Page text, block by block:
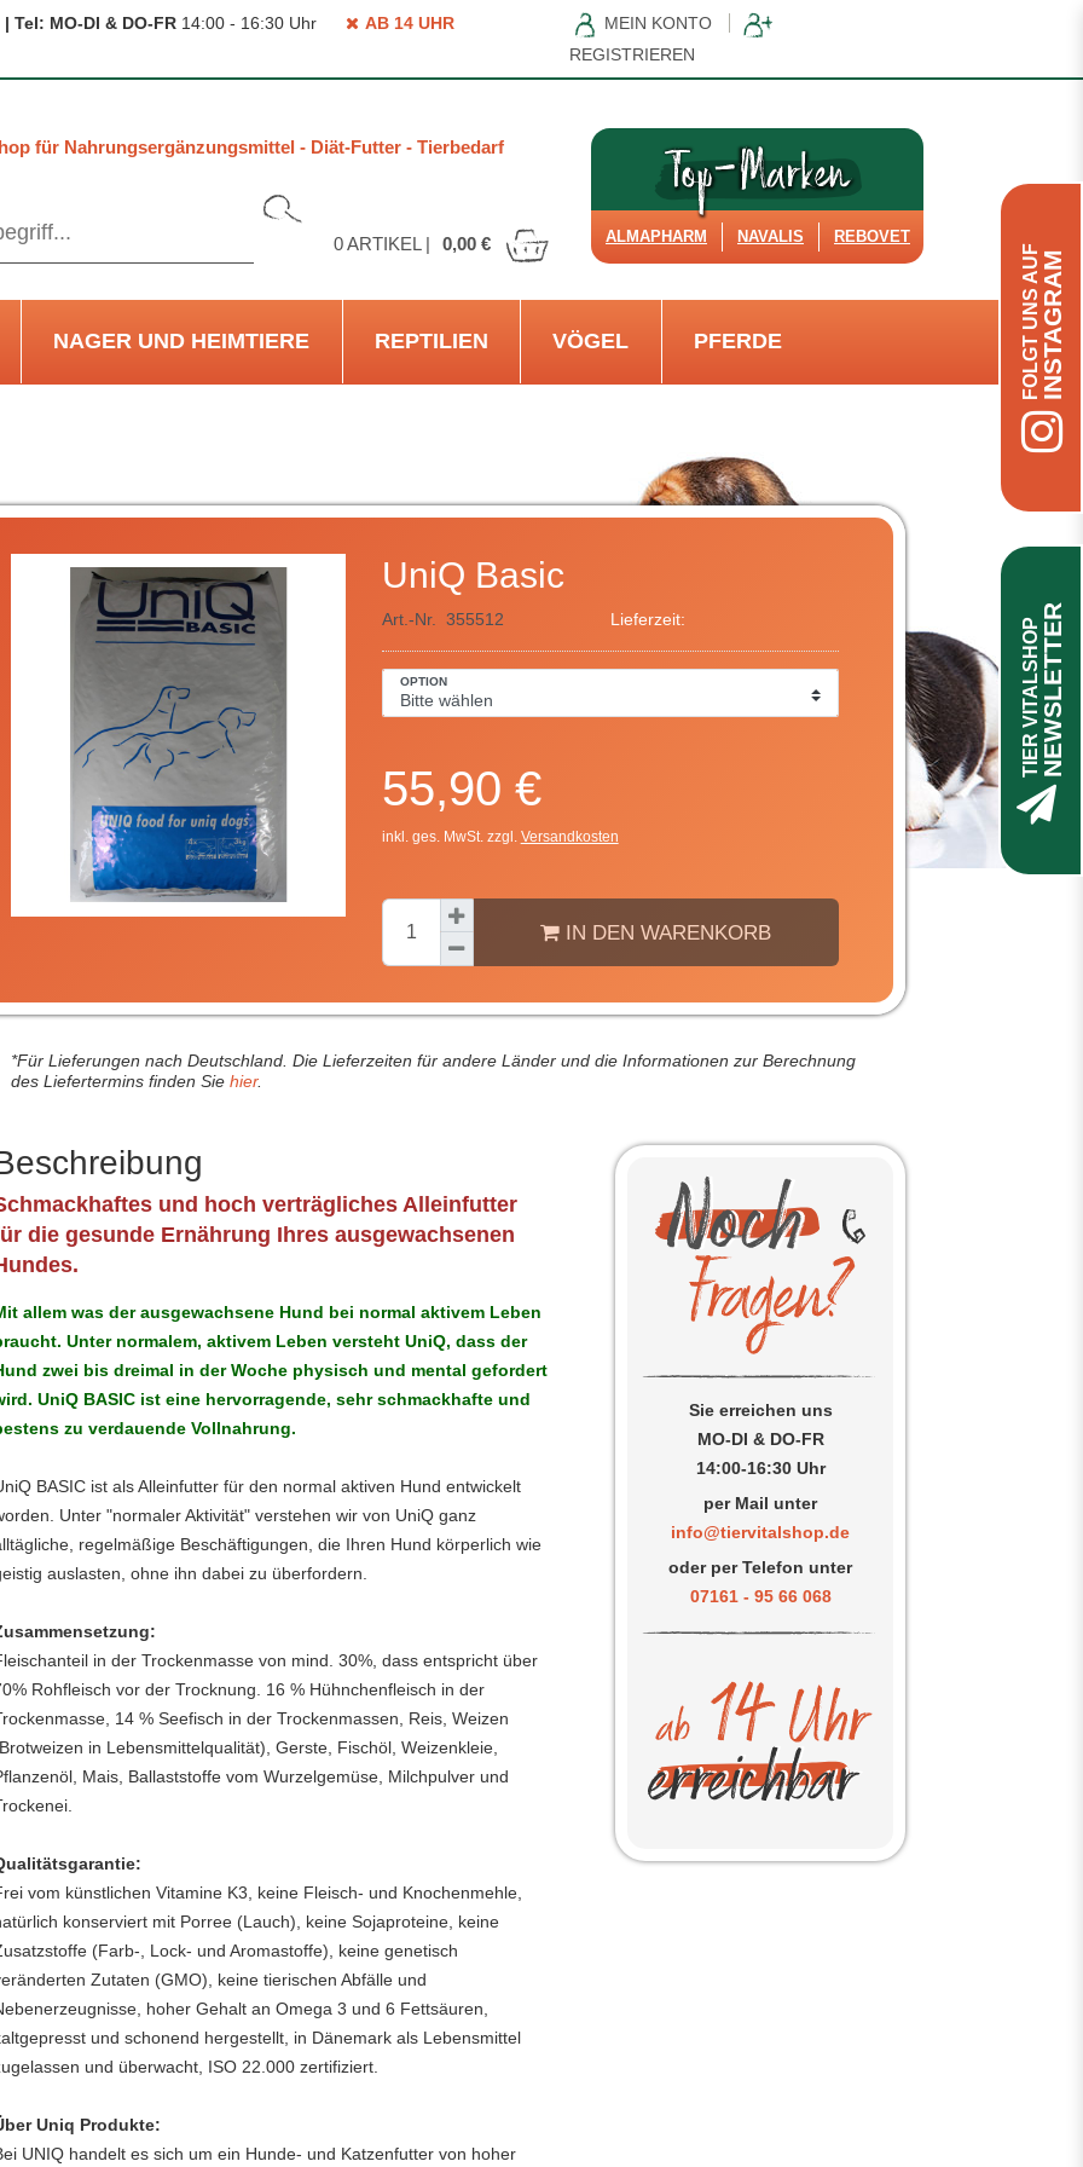
Tel: MO-DI & DO-FR 14:00 - 16:30 Uhr AB 14 UHR
MEIN KONTO
REGISTRIEREN
für Nahrungsergänzungsmittel - Diät-Futter - Tierbedarf
0ARTIKEL | 0,00 € ALMAPHARM NAVALIS REBOVET
NAGER UND HEIMTIERE REPTILIEN VÖGEL PFERDE
UniQ Basic
Art.-Nr. 355512 Lieferzeit:
OPTION
55,90 €
inkl. ges. MwSt. zzgl. Versandkosten
IN DEN WARENKORB
*Für Lieferungen nach Deutschland. Die Lieferzeiten für andere Länder und die Informationen zur Berechnung
des Liefertermins finden Sie hier.
Sie erreichen uns
MO-DI & DO-FR
14:00-16:30 Uhr
per Mail unter
info@tiervitalshop.de
oder per Telefon unter
07161 - 95 66 068
und hoch verträgliches Alleinfutter
die gesunde Ernährung Ihres ausgewachsenen
allem was der ausgewachsene Hund bei normal aktivem Leben
Unter normalem, aktivem Leben versteht UniQ, dass der
zwei bis dreimal in der Woche physisch und mental gefordert
UniQ BASIC ist eine hervorragende, sehr schmackhafte und
zu verdauende Vollnahrung.
BASIC ist als Alleinfutter für den normal aktiven Hund entwickelt
Unter "normaler Aktivität" verstehen wir von UniQ ganz
regelmäßige Beschäftigungen, die Ihren Hund körperlich wie
auslasten, ohne ihn dabei zu überfordern.
in der Trockenmasse von mind. 30%, dass entspricht über
Rohfleisch vor der Trocknung. 16 % Hühnchenfleisch in der
14 % Seefisch in der Trockenmassen, Reis, Weizen
in Lebensmittelqualität), Gerste, Fischöl, Weizenkleie,
Mais, Ballaststoffe vom Wurzelgemüse, Milchpulver und
vom künstlichen Vitamine K3, keine Fleisch- und Knochenmehle,
konserviert mit Porree (Lauch), keine Sojaproteine, keine
(Farb-, Lock- und Aromastoffe), keine genetisch
Zutaten (GMO), keine tierischen Abfälle und
hoher Gehalt an Omega 3 und 6 Fettsäuren,
und schonend hergestellt, in Dänemark als Lebensmittel
und überwacht, ISO 22.000 zertifiziert.
Uniq Produkte:
UNIQ handelt es sich um ein Hunde- und Katzenfutter von hoher
FOLGT UNS AUFINSTAGRAM
TIER VITALSHOPNEWSLETTER